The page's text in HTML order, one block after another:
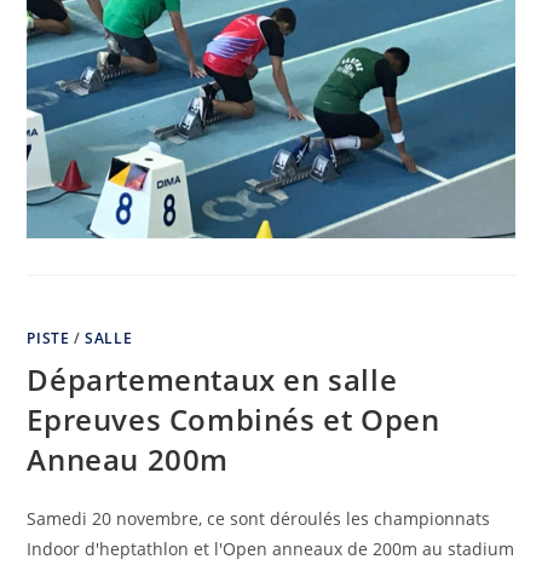
PISTE /SALLE
Départementaux en salle
Epreuves Combinés et Open
Anneau 200m
Samedi 20 novembre, ce sont déroulés les championnats
Indoor d'heptathlon et l'Open anneaux de 200m au stadium